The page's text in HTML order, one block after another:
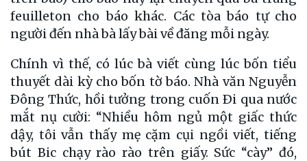
feuilleton cho báo khác. Các tòa báo tự cho
người đến nhà bà lấy bài về đăng mỗi ngày.
Chính vì thế, có lúc bà viết cùng lúc bốn tiểu
thuyết dài kỳ cho bốn tờ báo. Nhà văn Nguyễn
Ðông Thức, hồi tưởng trong cuốn Ði qua nước
mắt nụ cười: “Nhiều hôm ngủ một giấc thức
dậy, tôi vẫn thấy mẹ cặm cụi ngồi viết, tiếng
bút Bic chạy rào rào trên giấy. Sức “cày” đó,